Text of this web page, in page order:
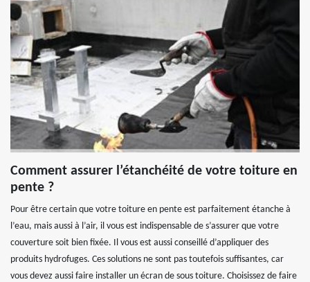
Comment assurer l’étanchéité de votre toiture en
pente ?
Pour être certain que votre toiture en pente est parfaitement étanche à
l’eau, mais aussi à l’air, il vous est indispensable de s’assurer que votre
couverture soit bien fixée. Il vous est aussi conseillé d’appliquer des
produits hydrofuges. Ces solutions ne sont pas toutefois suffisantes, car
vous devez aussi faire installer un écran de sous toiture. Choisissez de faire